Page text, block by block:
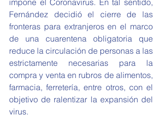
impone el Coronavirus. En tal sentido,
Fernández decidió el cierre de las
fronteras para extranjeros en el marco
de una cuarentena obligatoria que
reduce la circulación de personas a las
estrictamente necesarias para la
compra y venta en rubros de alimentos,
farmacia, ferretería, entre otros, con el
objetivo de ralentizar la expansión del
virus.